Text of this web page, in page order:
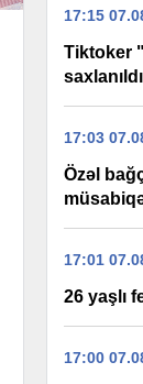
17:15
Tiktoker
saxlanıldı
17:03
Özəl
17:01
26 yaşlı
17:00